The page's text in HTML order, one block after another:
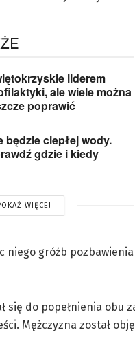
liderem
ale wiele można
poprawić
będzie ciepłej wody.
gdzie i kiedy
WIĘCEJ
niego gróźb
się do popełnienia
Mężczyzna został